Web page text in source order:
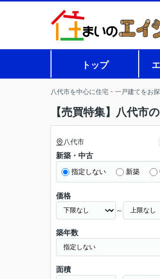
トップ
八代市を中心に住宅・一戸建てをお
【売買特集】八代市
八代市
新築・中古
指定しない 新築
価格
～
築年数
面積